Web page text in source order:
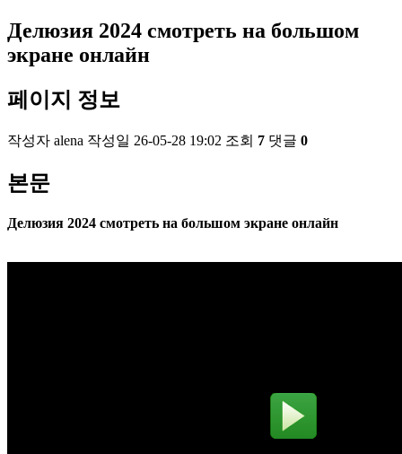
Делюзия 2024 смотреть на большом
экране онлайн
페이지 정보
작성자 alena 작성일 26-05-28 19:02 조회 7 댓글 0
본문
Делюзия 2024 смотреть на большом экране онлайн